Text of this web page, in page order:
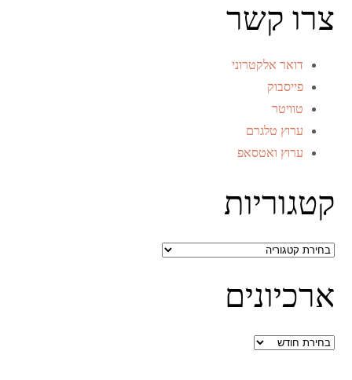
צרו קשר
דואר אלקטרוני
פייסבוק
טוויטר
ערוץ טלגרם
ערוץ ואטסאפ
קטגוריות
קטגוריות
ארכיונים
ארכיונים